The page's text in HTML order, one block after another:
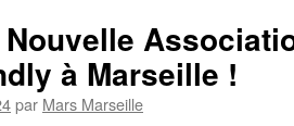
Nouvelle
à Marseille !
par Mars Marseille